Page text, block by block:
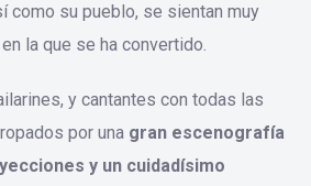
como su pueblo, se sientan muy
la que se ha convertido.
y cantantes con todas las
por una gran escenografía
y un cuidadísimo